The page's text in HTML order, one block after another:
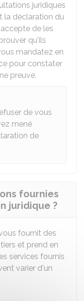
juridiques
la déclaration du
de les
qu'ils
mandatez en
pour constater
preuve.
de vous
mené
de
fournies
juridique ?
fournit des
et prend en
services fournis
varier d'un